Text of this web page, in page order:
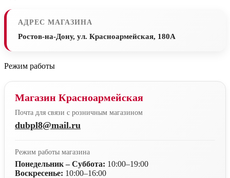
АДРЕС МАГАЗИНА
Ростов-на-Дону, ул. Красноармейская, 180А
Режим работы
Магазин Красноармейская
Почта для связи с розничным магазином
dubpl8@mail.ru
Режим работы магазина
Понедельник – Суббота: 10:00–19:00
Воскресенье: 10:00–16:00